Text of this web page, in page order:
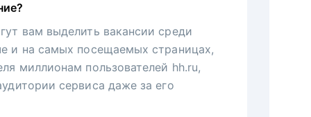
вам выделить вакансии среди
и на самых посещаемых страницах,
миллионам пользователей hh.ru,
сервиса даже за его